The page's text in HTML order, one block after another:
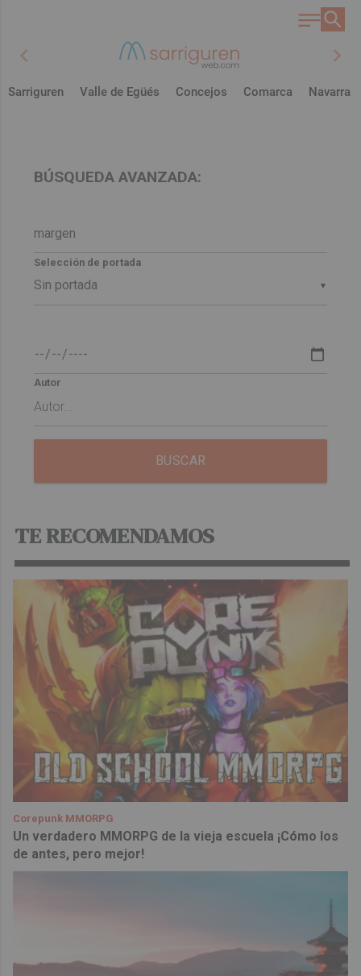
chevron_left chevron_right
Sarriguren Valle de Egüés Concejos Comarca Navarra
BÚSQUEDA AVANZADA:
▼
Selección de portada
Autor
BUSCAR
TE RECOMENDAMOS
Corepunk MMORPG
Un verdadero MMORPG de la vieja escuela ¡Cómo los
de antes, pero mejor!